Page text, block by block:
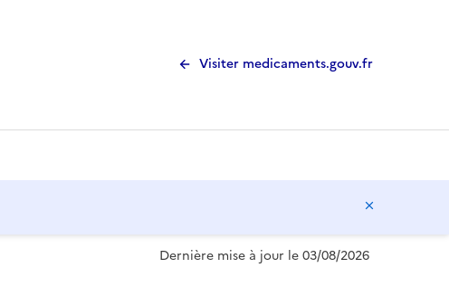
Visiter medicaments.gouv.fr
Dernière mise à jour le 03/08/2026